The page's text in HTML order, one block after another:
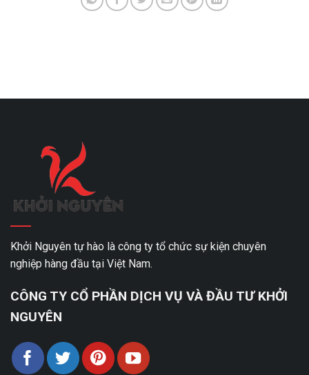
Khởi Nguyên tự hào là công ty tổ chức sự kiện chuyên
nghiệp hàng đầu tại Việt Nam.
CÔNG TY CỔ PHẦN DỊCH VỤ VÀ ĐẦU TƯ KHỞI
NGUYÊN